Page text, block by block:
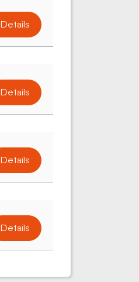
Details
Details
Details
Details